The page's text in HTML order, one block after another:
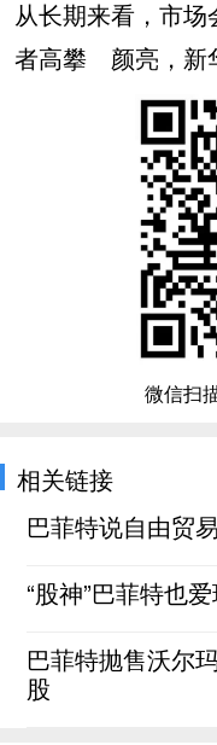
从长期来看，市
者高攀 颜亮，新
微信扫
相关链接
巴菲特说自由贸
“股神”巴菲特也
巴菲特抛售沃尔
股